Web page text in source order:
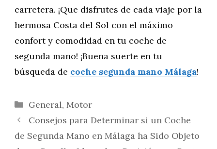
carretera. ¡Que disfrutes de cada viaje por la
hermosa Costa del Sol con el máximo
confort y comodidad en tu coche de
segunda mano! ¡Buena suerte en tu
búsqueda de coche segunda mano Málaga!
Categorías
General, Motor
Consejos para Determinar si un Coche
de Segunda Mano en Málaga ha Sido Objeto